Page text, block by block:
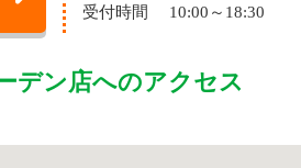
受付時間 10:00～18:30
デン店へのアクセス